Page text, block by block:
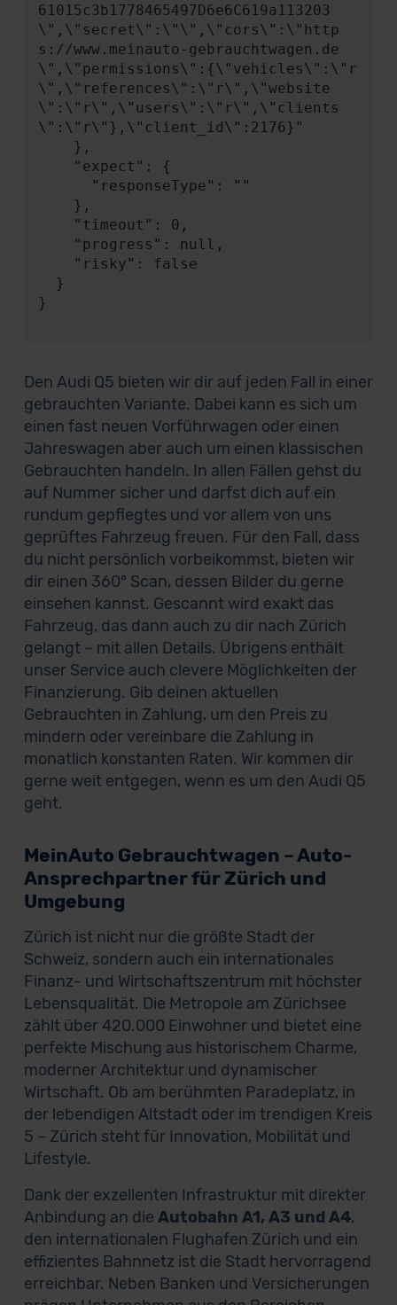
61015c3b1778465497D6e6C619a113203
\",\"secret\":\"\",\"cors\":\"http
s://www.meinauto-gebrauchtwagen.de
\",\"permissions\":{\"vehicles\":\"r
\",\"references\":\"r\",\"website
\":\"r\",\"users\":\"r\",\"clients
\":\"r\"},\"client_id\":2176}"
}
Den Audi Q5 bieten wir dir auf jeden Fall in einer
gebrauchten Variante. Dabei kann es sich um
einen fast neuen Vorführwagen oder einen
Jahreswagen aber auch um einen klassischen
Gebrauchten handeln. In allen Fällen gehst du
auf Nummer sicher und darfst dich auf ein
rundum gepflegtes und vor allem von uns
geprüftes Fahrzeug freuen. Für den Fall, dass
du nicht persönlich vorbeikommst, bieten wir
dir einen 360° Scan, dessen Bilder du gerne
einsehen kannst. Gescannt wird exakt das
Fahrzeug, das dann auch zu dir nach Zürich
gelangt – mit allen Details. Übrigens enthält
unser Service auch clevere Möglichkeiten der
Finanzierung. Gib deinen aktuellen
Gebrauchten in Zahlung, um den Preis zu
mindern oder vereinbare die Zahlung in
monatlich konstanten Raten. Wir kommen dir
gerne weit entgegen, wenn es um den Audi Q5
geht.
MeinAuto Gebrauchtwagen – Auto-
Ansprechpartner für Zürich und
Umgebung
Zürich ist nicht nur die größte Stadt der
Schweiz, sondern auch ein internationales
Finanz- und Wirtschaftszentrum mit höchster
Lebensqualität. Die Metropole am Zürichsee
zählt über 420.000 Einwohner und bietet eine
perfekte Mischung aus historischem Charme,
moderner Architektur und dynamischer
Wirtschaft. Ob am berühmten Paradeplatz, in
der lebendigen Altstadt oder im trendigen Kreis
5 – Zürich steht für Innovation, Mobilität und
Lifestyle.
Dank der exzellenten Infrastruktur mit direkter
Anbindung an die Autobahn A1, A3 und A4,
den internationalen Flughafen Zürich und ein
effizientes Bahnnetz ist die Stadt hervorragend
erreichbar. Neben Banken und Versicherungen